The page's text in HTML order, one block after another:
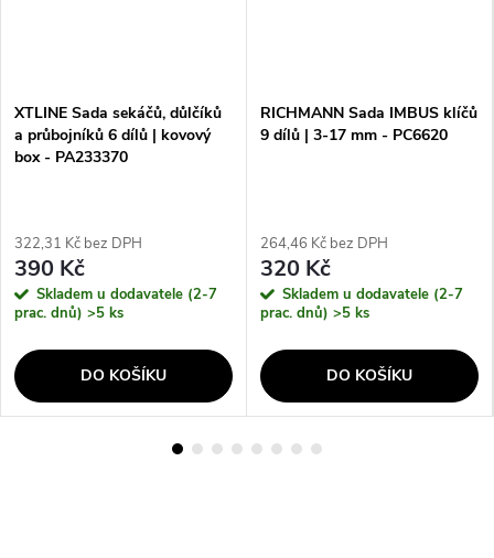
XTLINE Sada sekáčů, důlčíků
a průbojníků 6 dílů | kovový
box - PA233370
322,31 Kč bez DPH
390 Kč
Skladem u dodavatele (2-7
prac. dnů) >5 ks
DO KOŠÍKU
RICHMANN Sada IMBUS klíčů
9 dílů | 3-17 mm - PC6620
264,46 Kč bez DPH
320 Kč
Skladem u dodavatele (2-7
prac. dnů) >5 ks
DO KOŠÍKU